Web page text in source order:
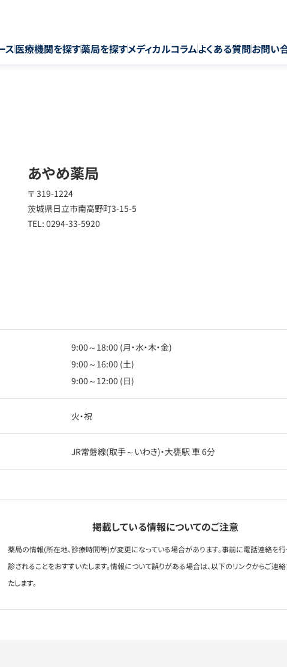
ス医療機関を探す薬局を探すメディカルコラムよくある質問お問い
あやめ薬局
〒 319-1224
茨城県日立市南高野町3-15-5
TEL: 0294-33-5920
9:00～18:00 (月・水・木・金)
9:00～16:00 (土)
9:00～12:00 (日)
火・祝
JR常磐線(取手～いわき)・大甕駅 車 6分
掲載している情報についてのご注意
薬局の情報(所在地、診療時間等)が変更になっている場合があります。事前に電話連絡を行
診されることをおすすいたします。情報について誤りがある場合は、以下のリンクからご連
たします。